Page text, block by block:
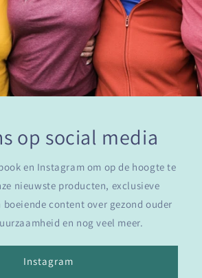
op social media
en Instagram om op de hoogte te
nieuwste producten, exclusieve
content over gezond ouder
en nog veel meer.
Instagram